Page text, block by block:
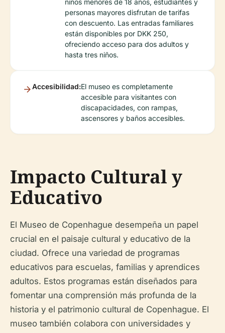
personas mayores disfrutan de tarifas
con descuento. Las entradas familiares
están disponibles por DKK 250,
ofreciendo acceso para dos adultos y
hasta tres niños.
Accesibilidad:El museo es completamente
accesible para visitantes con
discapacidades, con rampas,
ascensores y baños accesibles.
Impacto Cultural y
Educativo
El Museo de Copenhague desempeña un papel
crucial en el paisaje cultural y educativo de la
ciudad. Ofrece una variedad de programas
educativos para escuelas, familias y aprendices
adultos. Estos programas están diseñados para
fomentar una comprensión más profunda de la
historia y el patrimonio cultural de Copenhague. El
museo también colabora con universidades y